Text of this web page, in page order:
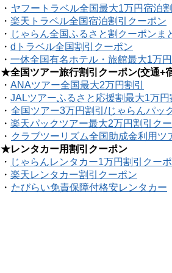
・ ヤフートラベル全国最大1万円宿泊
・ 楽天トラベル全国宿泊割引クーポン
・ じゃらん全国ふるさと割クーポンま
・ dトラベル全国割引クーポン
・ 一休全国有名ホテル・旅館最大1万
★全国ツアー旅行割引クーポン(交通+
・ ANAツアー全国最大2万円割引
・ JALツアーふるさと応援割最大1万
・ 全国ツアー3万円割引/じゃらんパッ
・ 楽天パックツアー最大2万円割引ク
・ クラブツーリズム全国助成金利用ツ
★レンタカー用割引クーポン
・ じゃらんレンタカー1万円割引クー
・ 楽天レンタカー割引クーポン
・ たびらい免責保障付格安レンタカー